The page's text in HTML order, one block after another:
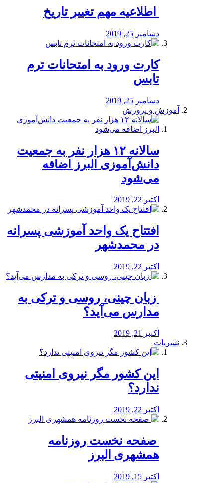
️ اطلاعیه مهم تغییر تاریخ
دسامبر 25, 2019
کارت ورود به امتحانات ترم
تابس
دسامبر 25, 2019
آموزش و پرورش
️سالانه ۱۲ هزار نفر به جمعیت
دانش‌آموزی البرز اضافه
می‌شود
اکتبر 22, 2019
افتتاح یک واحد آموزشی پسرانه
در محمدشهر
اکتبر 22, 2019
️ زبان چینی، روسی و ترکی به
مدارس می‌آید؟
اکتبر 21, 2019
نشریات
این کشور مگر نیروی امنیتی
ندارد؟
اکتبر 22, 2019
️ صفحه نخست روزنامه‌
همشهری البرز
اکتبر 15, 2019